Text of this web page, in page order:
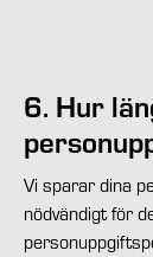
6. Hur
Vi sparar dina
nödvändigt för